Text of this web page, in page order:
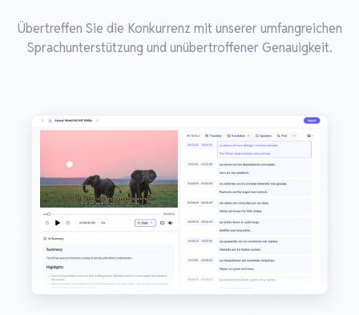
Übertreffen Sie die Konkurrenz mit unserer umfangreichen
Sprachunterstützung und unübertroffener Genauigkeit.